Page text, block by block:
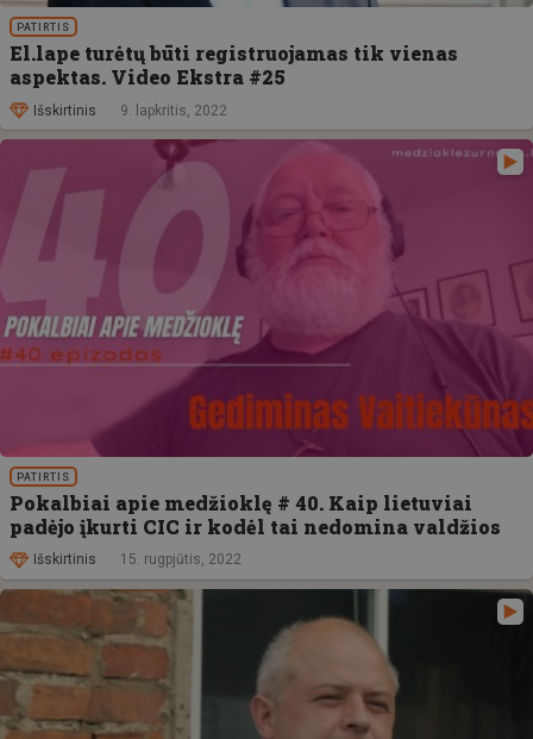
PATIRTIS
El.lape turėtų būti registruojamas tik vienas
aspektas. Video Ekstra #25
Išskirtinis 9. lapkritis, 2022
PATIRTIS
Pokalbiai apie medžioklę # 40. Kaip lietuviai
padėjo įkurti CIC ir kodėl tai nedomina valdžios
Išskirtinis 15. rugpjūtis, 2022